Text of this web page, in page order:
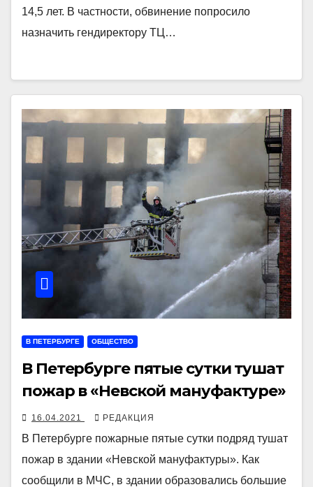
14,5 лет. В частности, обвинение попросило
назначить гендиректору ТЦ…
В ПЕТЕРБУРГЕ ОБЩЕСТВО
В Петербурге пятые сутки тушат
пожар в «Невской мануфактуре»
16.04.2021 РЕДАКЦИЯ
В Петербурге пожарные пятые сутки подряд тушат
пожар в здании «Невской мануфактуры». Как
сообщили в МЧС, в здании образовались большие